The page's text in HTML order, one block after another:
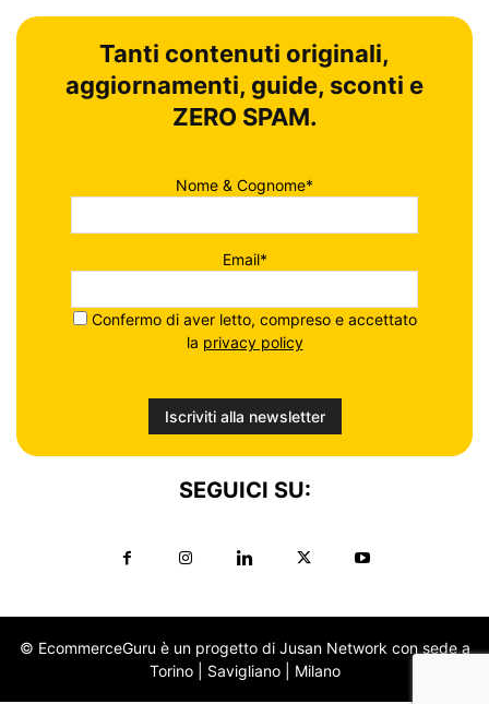
Tanti contenuti originali,
aggiornamenti, guide, sconti e
ZERO SPAM.
Nome & Cognome*
Email*
Confermo di aver letto, compreso e accettato
la privacy policy
SEGUICI SU:
© EcommerceGuru è un progetto di Jusan Network con sede a
Torino | Savigliano | Milano